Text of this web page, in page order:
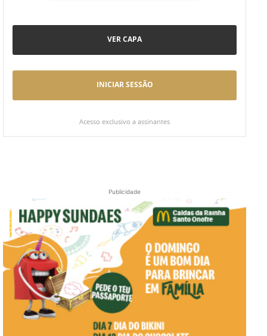
VER CAPA
INICIAR SESSÃO
Acesso exclusivo a assinantes
Publicidade